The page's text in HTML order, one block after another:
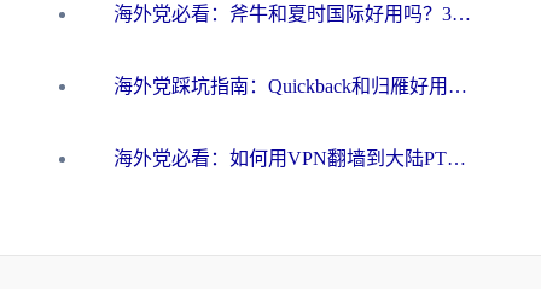
海外党必看：斧牛和夏时国际好用吗？3步选对回国加速器，无缝刷国内资源
海外党踩坑指南：Quickback和归雁好用吗？选对加速器才能无缝刷国内资源
海外党必看：如何用VPN翻墙到大陆PTT？一篇解决你所有回国加速痛点